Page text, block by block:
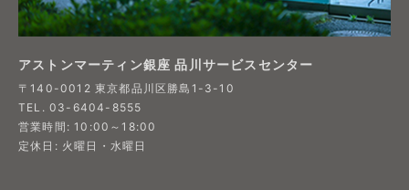
アストンマーティン銀座 品川サービスセンター
〒140-0012 東京都品川区勝島1-3-10
TEL. 03-6404-8555
営業時間: 10:00～18:00
定休日: 火曜日・水曜日